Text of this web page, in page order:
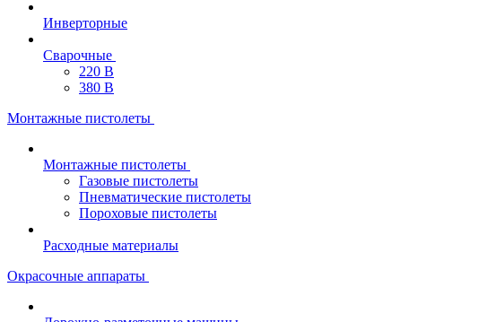
Инверторные
Сварочные
220 В
380 В
Монтажные пистолеты
Монтажные пистолеты
Газовые пистолеты
Пневматические пистолеты
Пороховые пистолеты
Расходные материалы
Окрасочные аппараты